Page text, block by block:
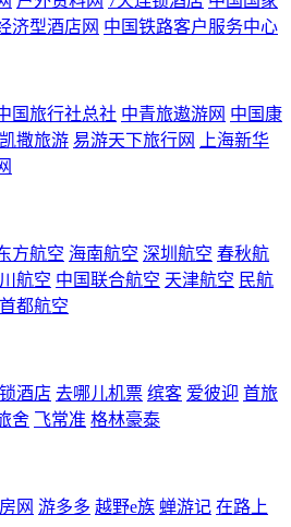
济型酒店网 中国铁路客户服务中心
国旅行社总社 中青旅遨游网 中国康
凯撒旅游 易游天下旅行网
上海新华
方航空 海南航空 深圳航空 春秋航
航空 中国联合航空 天津航空 民航
首都航空
酒店 去哪儿机票 缤客 爱彼迎 首旅
舍 飞常准 格林豪泰
网 游多多 越野e族 蝉游记 在路上